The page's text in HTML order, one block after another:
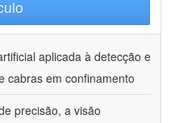
aplicada à detecção e
cabras em confinamento
precisão, a visão